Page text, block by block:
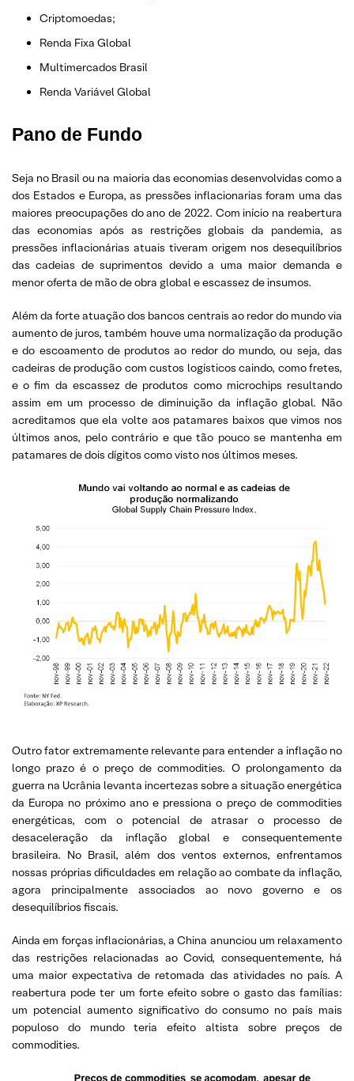
Criptomoedas;
Renda Fixa Global
Multimercados Brasil
Renda Variável Global
Pano de Fundo
Seja no Brasil ou na maioria das economias desenvolvidas como a
dos Estados e Europa, as pressões inflacionarias foram uma das
maiores preocupações do ano de 2022. Com início na reabertura
das economias após as restrições globais da pandemia, as
pressões inflacionárias atuais tiveram origem nos desequilíbrios
das cadeias de suprimentos devido a uma maior demanda e
menor oferta de mão de obra global e escassez de insumos.
Além da forte atuação dos bancos centrais ao redor do mundo via
aumento de juros, também houve uma normalização da produção
e do escoamento de produtos ao redor do mundo, ou seja, das
cadeiras de produção com custos logísticos caindo, como fretes,
e o fim da escassez de produtos como microchips resultando
assim em um processo de diminuição da inflação global. Não
acreditamos que ela volte aos patamares baixos que vimos nos
últimos anos, pelo contrário e que tão pouco se mantenha em
patamares de dois dígitos como visto nos últimos meses.
Outro fator extremamente relevante para entender a inflação no
longo prazo é o preço de commodities. O prolongamento da
guerra na Ucrânia levanta incertezas sobre a situação energética
da Europa no próximo ano e pressiona o preço de commodities
energéticas, com o potencial de atrasar o processo de
desaceleração da inflação global e consequentemente
brasileira. No Brasil, além dos ventos externos, enfrentamos
nossas próprias dificuldades em relação ao combate da inflação,
agora principalmente associados ao novo governo e os
desequilíbrios fiscais.
Ainda em forças inflacionárias, a China anunciou um relaxamento
das restrições relacionadas ao Covid, consequentemente, há
uma maior expectativa de retomada das atividades no país. A
reabertura pode ter um forte efeito sobre o gasto das famílias:
um potencial aumento significativo do consumo no país mais
populoso do mundo teria efeito altista sobre preços de
commodities.